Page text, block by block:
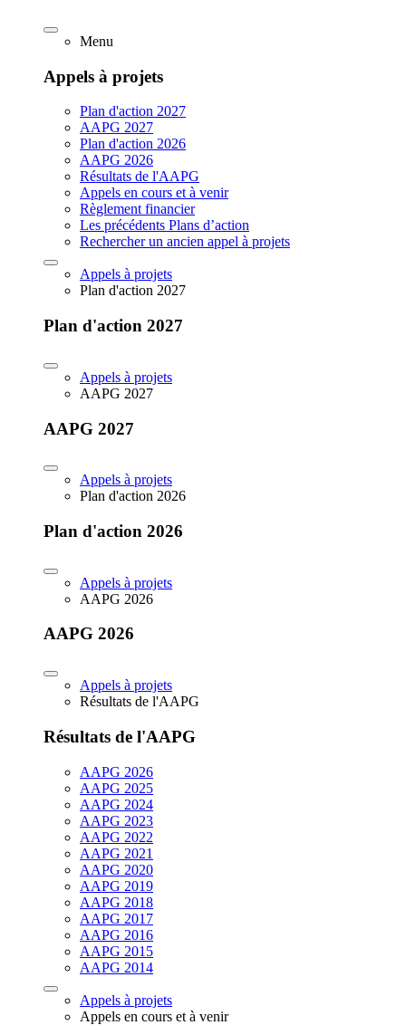
Menu
Appels à projets
Plan d'action 2027
AAPG 2027
Plan d'action 2026
AAPG 2026
Résultats de l'AAPG
Appels en cours et à venir
Règlement financier
Les précédents Plans d’action
Rechercher un ancien appel à projets
Appels à projets
Plan d'action 2027
Plan d'action 2027
Appels à projets
AAPG 2027
AAPG 2027
Appels à projets
Plan d'action 2026
Plan d'action 2026
Appels à projets
AAPG 2026
AAPG 2026
Appels à projets
Résultats de l'AAPG
Résultats de l'AAPG
AAPG 2026
AAPG 2025
AAPG 2024
AAPG 2023
AAPG 2022
AAPG 2021
AAPG 2020
AAPG 2019
AAPG 2018
AAPG 2017
AAPG 2016
AAPG 2015
AAPG 2014
Appels à projets
Appels en cours et à venir